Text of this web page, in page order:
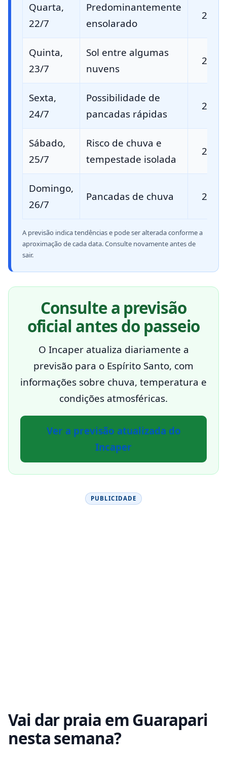
Quarta,
22/7
Predominantemente
ensolarado
25 °C
Quinta,
23/7
Sol entre algumas
nuvens
26 °C
Sexta,
24/7
Possibilidade de
pancadas rápidas
23 °C
Sábado,
25/7
Risco de chuva e
tempestade isolada
25 °C
Domingo,
26/7
Pancadas de chuva 23 °C
A previsão indica tendências e pode ser alterada conforme a
aproximação de cada data. Consulte novamente antes de
sair.
Consulte a previsão
oficial antes do passeio
O Incaper atualiza diariamente a
previsão para o Espírito Santo, com
informações sobre chuva, temperatura e
condições atmosféricas.
Ver a previsão atualizada do
Incaper
PUBLICIDADE
Vai dar praia em Guarapari
nesta semana?